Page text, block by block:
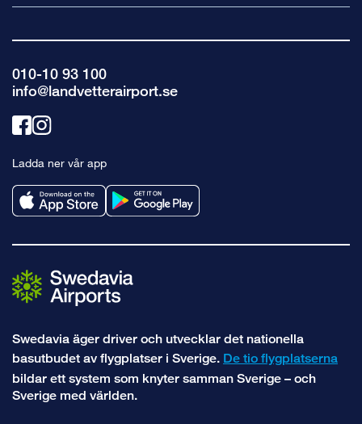
010-10 93 100
info@landvetterairport.se
Länk
facebook
Länk
instagram
Ladda ner vår app
Swedavia äger driver och utvecklar det nationella
basutbudet av flygplatser i Sverige. De tio flygplatserna
bildar ett system som knyter samman Sverige – och
Sverige med världen.